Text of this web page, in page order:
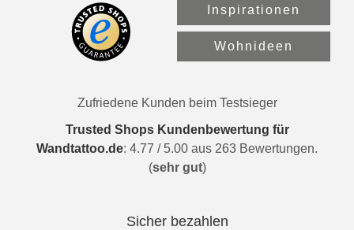
Inspirationen
Wohnideen
Zufriedene Kunden beim Testsieger
Trusted Shops Kundenbewertung für
Wandtattoo.de: 4.77 / 5.00 aus 263 Bewertungen.
(sehr gut)
Sicher bezahlen